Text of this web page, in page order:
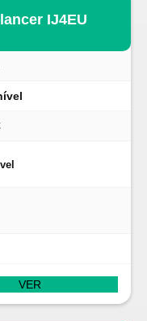
IJ4EU
VER